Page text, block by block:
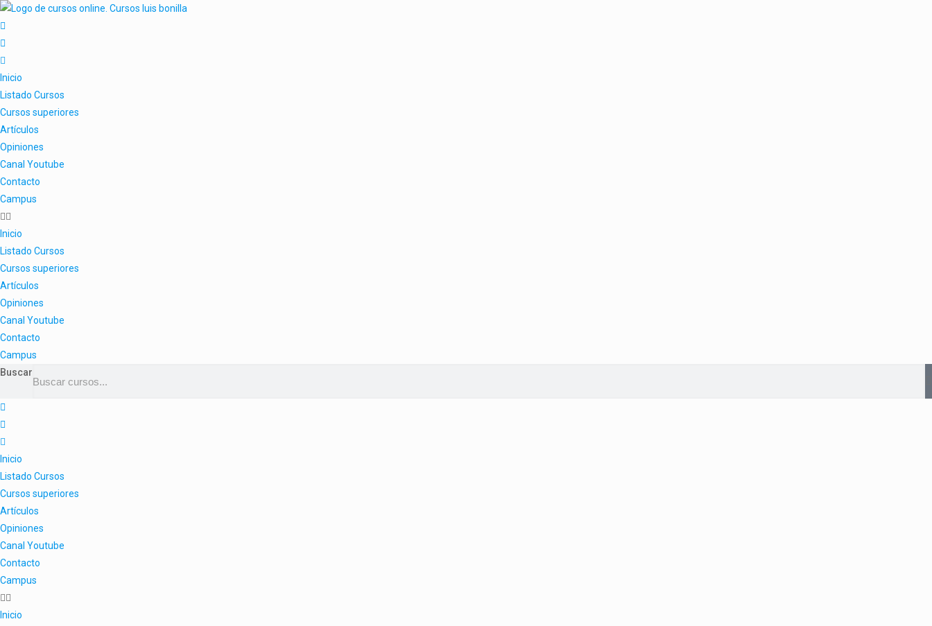
Inicio
Listado Cursos
Cursos superiores
Artículos
Opiniones
Canal Youtube
Contacto
Campus
Inicio
Listado Cursos
Cursos superiores
Artículos
Opiniones
Canal Youtube
Contacto
Campus
Buscar
Inicio
Listado Cursos
Cursos superiores
Artículos
Opiniones
Canal Youtube
Contacto
Campus
Inicio